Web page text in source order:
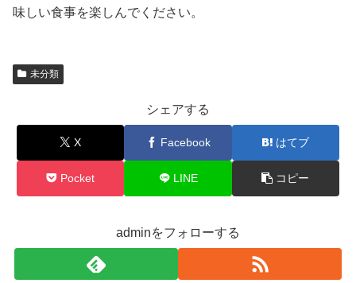
味しい食事を楽しんでください。
未分類
シェアする
X Facebook はてブ
Pocket LINE コピー
adminをフォローする